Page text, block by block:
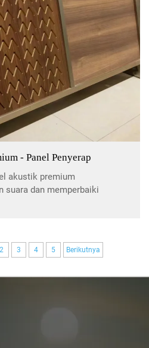
- Panel Penyerap
akustik premium
suara dan memperbaiki
ruang, termasuk kantor,
2 3 4 5 Berikutnya